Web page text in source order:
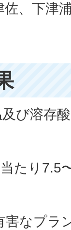
、下津
び溶存
たり7.5
害なプラ